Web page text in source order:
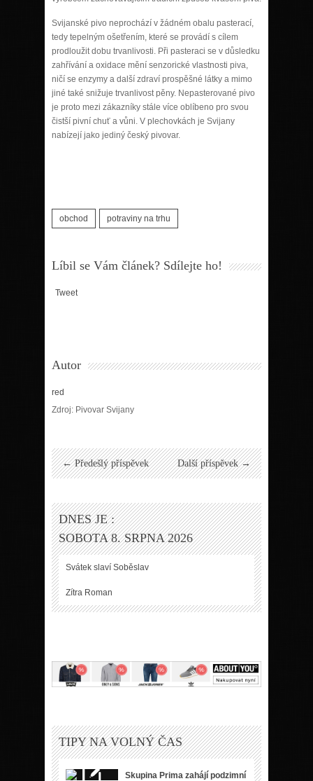
Svijanské pivo neprochází v žádném obalu pasterací,
tedy tepelným ošetřením, které se provádí s cílem
prodloužit dobu trvanlivosti. Při pasteraci se v důsledku
zahřívání a oxidace mění senzorické vlastnosti piva,
ničí se enzymy a další zdraví prospěšné látky a mimo
jiné také snižuje trvanlivost pěny. Nepasterované pivo
je proto mezi zákazníky stále více oblíbeno pro svou
čistší pivní chuť a vůni. V plechovkách je Svijany
nabízejí jako jediný český pivovar.
obchod potraviny na trhu
Líbil se Vám článek? Sdílejte ho!
Tweet
Autor
red
Zdroj: Pivovar Svijany
← Předešlý příspěvek Další příspěvek →
DNES JE :
SOBOTA 8. SRPNA 2026
Svátek slaví Soběslav
Zítra Roman
TIPY NA VOLNÝ ČAS
Skupina Prima zahájí podzimní